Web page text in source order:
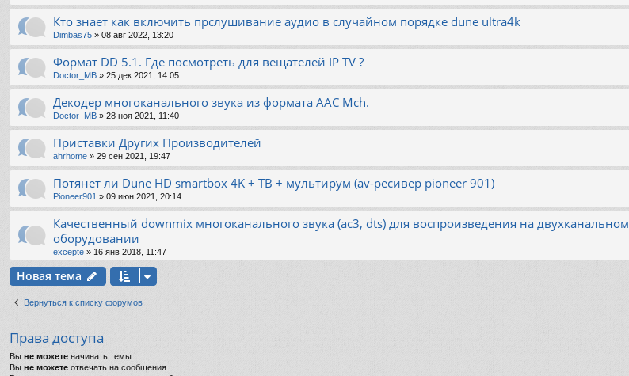
Кто знает как включить прслушивание аудио в случайном порядке dune ultra4k
Dimbas75 » 08 авг 2022, 13:20
Формат DD 5.1. Где посмотреть для вещателей IP TV ?
Doctor_MB » 25 дек 2021, 14:05
Декодер многоканального звука из формата AAC Mch.
Doctor_MB » 28 ноя 2021, 11:40
Приставки Других Производителей
ahrhome » 29 сен 2021, 19:47
Потянет ли Dune HD smartbox 4K + ТВ + мультирум (av-ресивер pioneer 901)
Pioneer901 » 09 июн 2021, 20:14
Качественный downmix многоканального звука (ac3, dts) для воспроизведения на двухканальном
оборудовании
excepte » 16 янв 2018, 11:47
Новая тема
Вернуться к списку форумов
Права доступа
Вы не можете начинать темы
Вы не можете отвечать на сообщения